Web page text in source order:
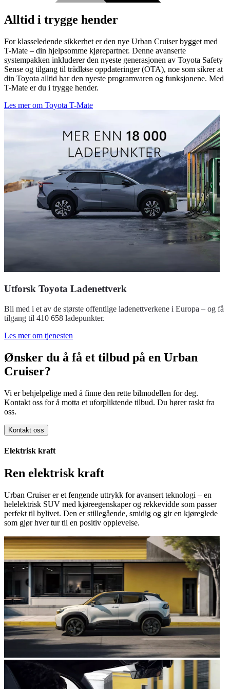
Alltid i trygge hender
For klasseledende sikkerhet er den nye Urban Cruiser bygget med
T-Mate – din hjelpsomme kjørepartner. Denne avanserte
systempakken inkluderer den nyeste generasjonen av Toyota Safety
Sense og tilgang til trådløse oppdateringer (OTA), noe som sikrer at
din Toyota alltid har den nyeste programvaren og funksjonene. Med
T-Mate er du i trygge hender.
Les mer om Toyota T-Mate
Utforsk Toyota Ladenettverk
Bli med i et av de største offentlige ladenettverkene i Europa – og få
tilgang til 410 658 ladepunkter.
Les mer om tjenesten
Ønsker du å få et tilbud på en Urban
Cruiser?
Vi er behjelpelige med å finne den rette bilmodellen for deg.
Kontakt oss for å motta et uforpliktende tilbud. Du hører raskt fra
oss.
Kontakt oss
Elektrisk kraft
Ren elektrisk kraft
Urban Cruiser er et fengende uttrykk for avansert teknologi – en
helelektrisk SUV med kjøreegenskaper og rekkevidde som passer
perfekt til bylivet. Den er stillegående, smidig og gir en kjøreglede
som gjør hver tur til en positiv opplevelse.